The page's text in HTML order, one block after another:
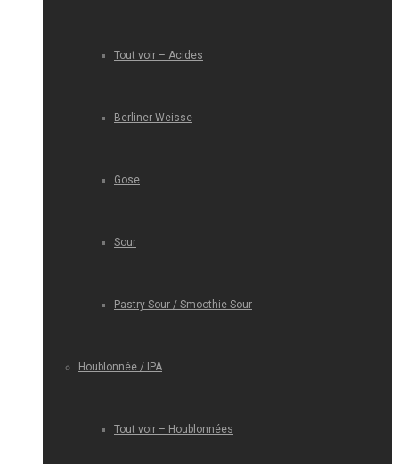
Tout voir – Acides
Berliner Weisse
Gose
Sour
Pastry Sour / Smoothie Sour
Houblonnée / IPA
Tout voir – Houblonnées